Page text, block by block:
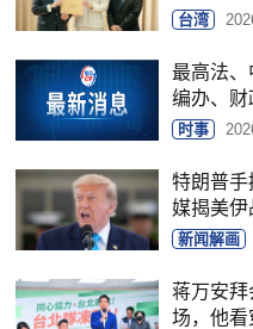
台湾
最高法
编办、
时事
特朗普
媒揭美伊
新闻解画
蒋万安
场，他